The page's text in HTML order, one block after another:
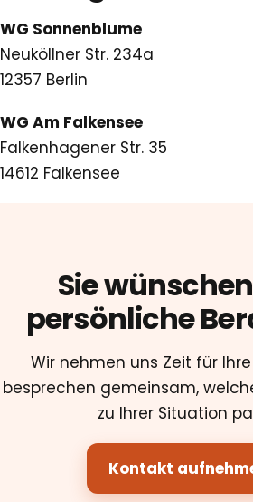
WG Sonnenblume
Neuköllner Str. 234a
12357 Berlin
WG Am Falkensee
Falkenhagener Str. 35
14612 Falkensee
Sie
persönliche
Wir nehmen uns Zeit für
besprechen gemeinsam,
zu Ihrer Situation
Kontakt